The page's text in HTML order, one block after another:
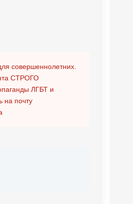
совершеннолетних.
СТРОГО
ЛГБТ и
на почту